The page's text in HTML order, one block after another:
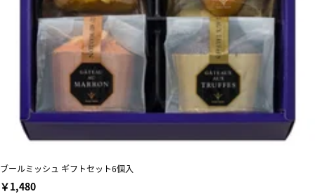
ブールミッシュ ギフトセット6個入
￥1,480